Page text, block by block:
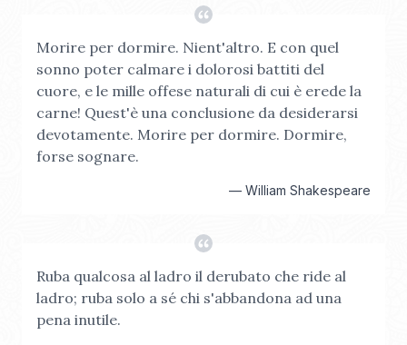
Morire per dormire. Nient'altro. E con quel
sonno poter calmare i dolorosi battiti del
cuore, e le mille offese naturali di cui è erede la
carne! Quest'è una conclusione da desiderarsi
devotamente. Morire per dormire. Dormire,
forse sognare.
— William Shakespeare
Ruba qualcosa al ladro il derubato che ride al
ladro; ruba solo a sé chi s'abbandona ad una
pena inutile.